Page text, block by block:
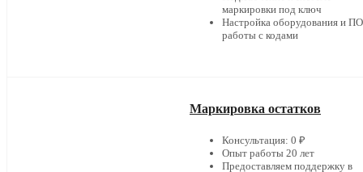
маркировки под ключ
Настройка оборудования и
работы с кодами
Маркировка остатков
Консультация: 0 ₽
Опыт работы 20 лет
Предоставляем поддержку в